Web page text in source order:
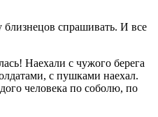
близнецов спрашивать. И все
Наехали с чужого берега
с пушками наехал.
человека по соболю, по